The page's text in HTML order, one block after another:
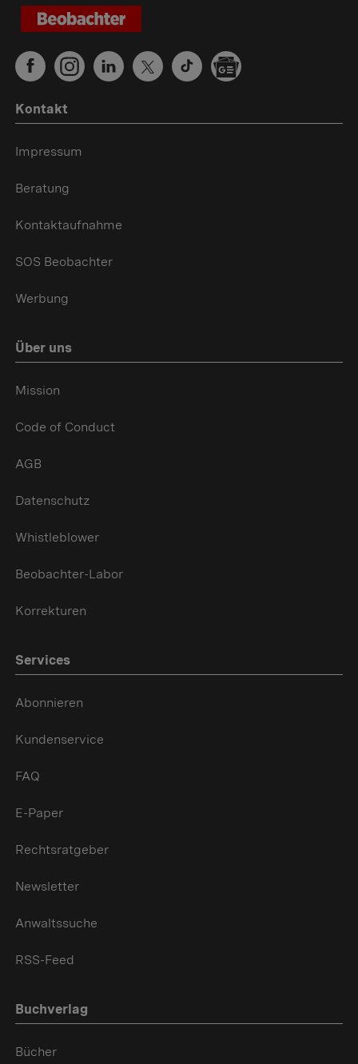
Kontakt
Impressum
Beratung
Kontaktaufnahme
SOS Beobachter
Werbung
Über uns
Mission
Code of Conduct
AGB
Datenschutz
Whistleblower
Beobachter-Labor
Korrekturen
Services
Abonnieren
Kundenservice
FAQ
E-Paper
Rechtsratgeber
Newsletter
Anwaltssuche
RSS-Feed
Buchverlag
Bücher